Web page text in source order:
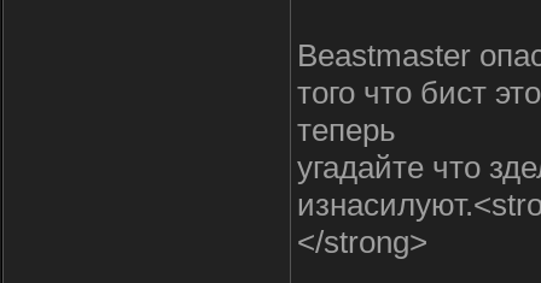
Beastmaster
того что бист
теперь
угадайте что
</strong>